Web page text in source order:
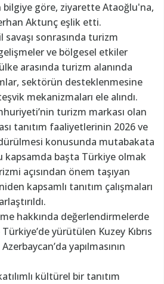
bilgiye göre, ziyarette Ataoğlu'na,
Aktunç eşlik etti.
sonrasında turizm
ve bölgesel etkiler
arasında turizm alanında
sektörün desteklenmesine
mekanizmaları ele alındı.
turizm markası olan
tanıtım faaliyetlerinin 2026 ve
konusunda mutabakata
kapsamda başta Türkiye olmak
açısından önem taşıyan
kapsamlı tanıtım çalışmaları
hakkında değerlendirmelerde
yürütülen Kuzey Kıbrıs
yapılmasının
kültürel bir tanıtım